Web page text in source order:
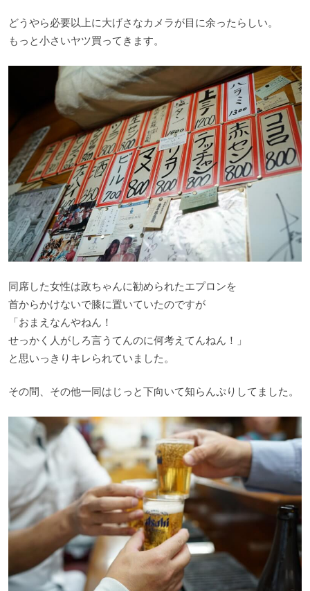
どうやら必要以上に大げさなカメラが目に余ったらしい。
もっと小さいヤツ買ってきます。
同席した女性は政ちゃんに勧められたエプロンを
首からかけないで膝に置いていたのですが
「おまえなんやねん！
せっかく人がしろ言うてんのに何考えてんねん！」
と思いっきりキレられていました。
その間、その他一同はじっと下向いて知らんぷりしてました。